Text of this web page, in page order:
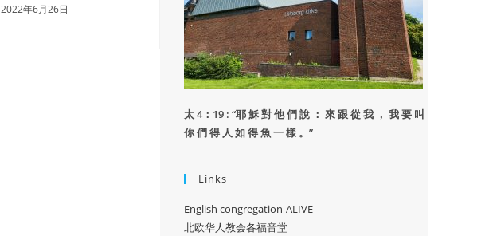
2022年6月26日
太 4：19 : “耶 穌 對 他 們 說 ： 來 跟 從 我 ， 我 要 叫
你 們 得 人 如 得 魚 一 樣 。”
Links
English congregation-ALIVE
北欧华人教会各福音堂